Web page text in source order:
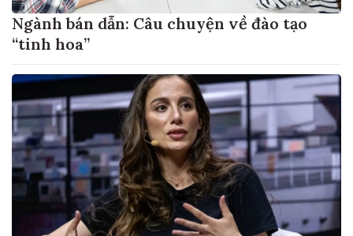
Ngành bán dẫn: Câu chuyện về đào tạo
“tinh hoa”